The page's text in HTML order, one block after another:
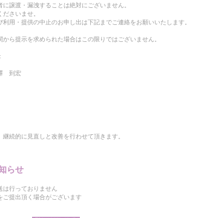
譲渡・漏洩することは絶対にございません。
さいませ。
利用・提供の中止のお申し出は下記までご連絡をお願いいたします。
ら提示を求められた場合はこの限りではございません。
到宏
続的に見直しと改善を行わせて頂きます。
らせ
は行っておりません
ご提出頂く場合がございます